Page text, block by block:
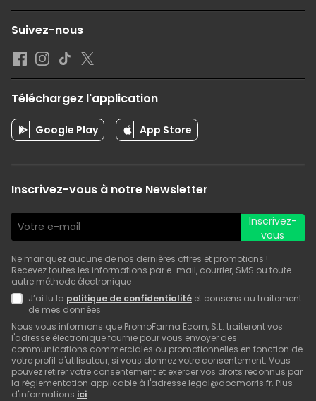
Suivez-nous
Téléchargez l'application
Google Play App Store
Inscrivez-vous à notre Newsletter
Inscrivez-
vous
Ne manquez aucune de nos dernières offres et promotions !
Recevez toutes les informations par e-mail, courrier, SMS ou toute
autre méthode électronique
J’ai lu la politique de confidentialité et consens au traitement
de mes données
Nous vous informons que PromoFarma Ecom, S.L. traiteront vos
l'adresse électronique fournie pour vous envoyer des
communications commerciales ou promotionnelles en fonction de
votre profil d'utilisateur, si vous donnez votre consentement. Vous
pouvez retirer votre consentement et exercer vos droits reconnus par
la réglementation applicable à l'adresse legal@docmorris.fr. Plus
d'informations ici.